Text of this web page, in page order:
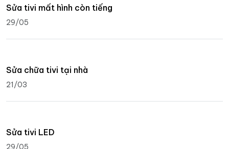
Sửa tivi mất hình còn tiếng
29/05
Sửa chữa tivi tại nhà
21/03
Sửa tivi LED
29/05